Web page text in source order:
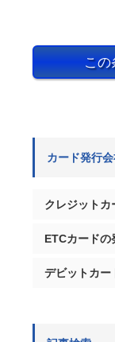
こ
カード発行
クレジットカ
ETCカードの
デビットカー